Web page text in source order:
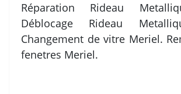
Réparation Rideau
Déblocage Rideau
Changement de vitre Meriel.
fenetres Meriel.